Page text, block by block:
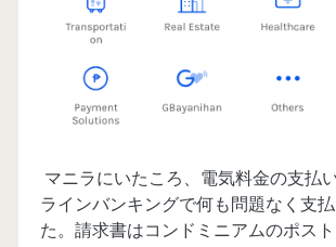
マニラにいたころ、電気料金の支払
ラインバンキングで何も問題なく支
た。請求書はコンドミニアムのポス